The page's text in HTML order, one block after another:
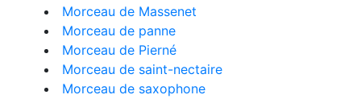
Morceau de Massenet
Morceau de panne
Morceau de Pierné
Morceau de saint-nectaire
Morceau de saxophone